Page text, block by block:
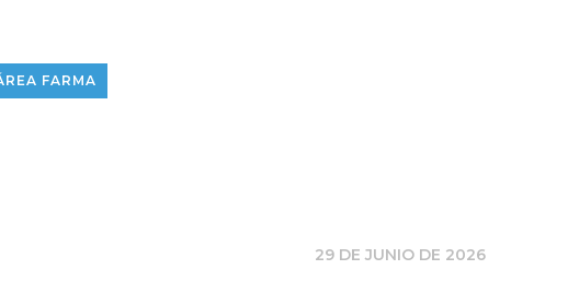
FARMA
29 DE JUNIO DE 2026